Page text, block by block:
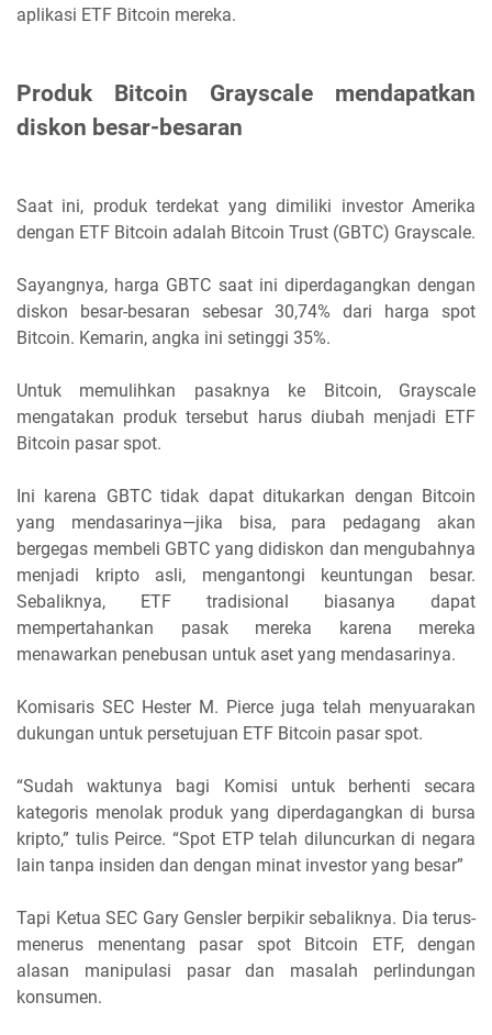
aplikasi ETF Bitcoin mereka.
Produk Bitcoin Grayscale mendapatkan
diskon besar-besaran
Saat ini, produk terdekat yang dimiliki investor Amerika
dengan ETF Bitcoin adalah Bitcoin Trust (GBTC) Grayscale.
Sayangnya, harga GBTC saat ini diperdagangkan dengan
diskon besar-besaran sebesar 30,74% dari harga spot
Bitcoin. Kemarin, angka ini setinggi 35%.
Untuk memulihkan pasaknya ke Bitcoin, Grayscale
mengatakan produk tersebut harus diubah menjadi ETF
Bitcoin pasar spot.
Ini karena GBTC tidak dapat ditukarkan dengan Bitcoin
yang mendasarinya—jika bisa, para pedagang akan
bergegas membeli GBTC yang didiskon dan mengubahnya
menjadi kripto asli, mengantongi keuntungan besar.
Sebaliknya, ETF tradisional biasanya dapat
mempertahankan pasak mereka karena mereka
menawarkan penebusan untuk aset yang mendasarinya.
Komisaris SEC Hester M. Pierce juga telah menyuarakan
dukungan untuk persetujuan ETF Bitcoin pasar spot.
“Sudah waktunya bagi Komisi untuk berhenti secara
kategoris menolak produk yang diperdagangkan di bursa
kripto,” tulis Peirce. “Spot ETP telah diluncurkan di negara
lain tanpa insiden dan dengan minat investor yang besar”
Tapi Ketua SEC Gary Gensler berpikir sebaliknya. Dia terus-
menerus menentang pasar spot Bitcoin ETF, dengan
alasan manipulasi pasar dan masalah perlindungan
konsumen.